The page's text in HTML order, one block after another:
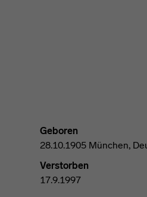
Geboren
28.10.1905 München,
Verstorben
17.9.1997